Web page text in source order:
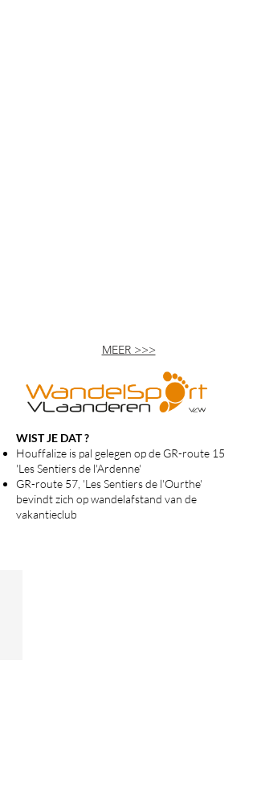
MEER >>>
WIST JE DAT ?
Houffalize is pal gelegen op de GR-route 15
'Les Sentiers de l'Ardenne'
GR-route 57, 'Les Sentiers de l'Ourthe'
bevindt zich op wandelafstand van de
vakantieclub